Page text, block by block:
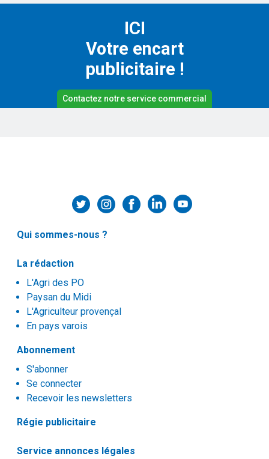
ICI
Votre encart
publicitaire !
Contactez notre service commercial
Qui sommes-nous ?
La rédaction
L'Agri des PO
Paysan du Midi
L'Agriculteur provençal
En pays varois
Abonnement
S'abonner
Se connecter
Recevoir les newsletters
Régie publicitaire
Service annonces légales